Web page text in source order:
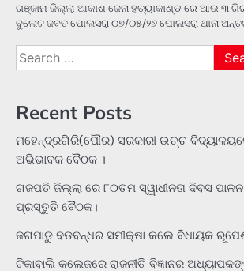
ଗଞ୍ଜାମ ଜିଲ୍ଲା ଆକାଶ ଜେନା ହତ୍ୟାକାଣ୍ଡ ରେ ଆଉ ୩
ବୁଲେଟ ଜବତ ପୋଲସରା ୦୭/୦୫/୨୬ ପୋଲସରା ଥାନା
Search
for:
Recent Posts
ମହେନ୍ଦ୍ରଗିରି(ପୌର) ସରକାରୀ ଉଚ୍ଚ
ଅଭିଭାବକ ବୈଠକ ।
ଗଜପତି ଜିଲ୍ଲା ରେ ୮୦ତମ ସ୍ୱାଧୀନତା ଦିବସ
ପ୍ରସ୍ତୁତି ବୈଠକ।
ଜଗପାଡୁ ବଡବନ୍ଧର ସମୀକ୍ଷା କଲେ ବିଧାୟକ ରୂପେଶ
ଟିକାବାଲି କଲେଜରେ ରାଜନୀତି ବିଜ୍ଞାନର